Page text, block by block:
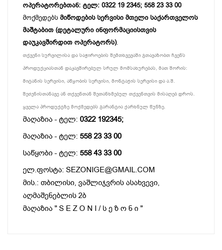
ოპერატორებთან: ტელ: 0322 19 2345; 558 23 33 00
მოქმედებს მიწოდების სერვისი მთელი საქართველოს
მაშტაბით (დეტალური ინფორმაციისთვის
დაუკავშირდით ოპერატორს).
თქვენი სურვილისა და საჭიროების შემთხვევაში გთავაზობთ ჩვენს
პროდუქციასთან დაკავშირებულ სრულ მომსახურებას, მათ შორის:
მიტანის სერვისი, აწყობის სერვისი, მონტაჟის სერვისი და ა.შ.
შეძენისთანავე ან თქვენთან შეთანხმებულ თქვენთვის მისაღებ დროს.
ყველა პროდუქტზე მოქმედებს გარანტია ქარხნულ წუნზე.
მაღაზია - ტელ: 0322 192345;
მაღაზია - ტელ: 558 23 33 00
საწყობი - ტელ: 558 43 33 00
ელ.ფოსტა: SEZONIGE@GMAIL.COM
მის.: თბილისი, ვაშლიჯვრის ასახვევი,
აღმაშენებლის 2ბ
მაღაზია " S E Z O N I / ს ე ზ ო ნ ი "